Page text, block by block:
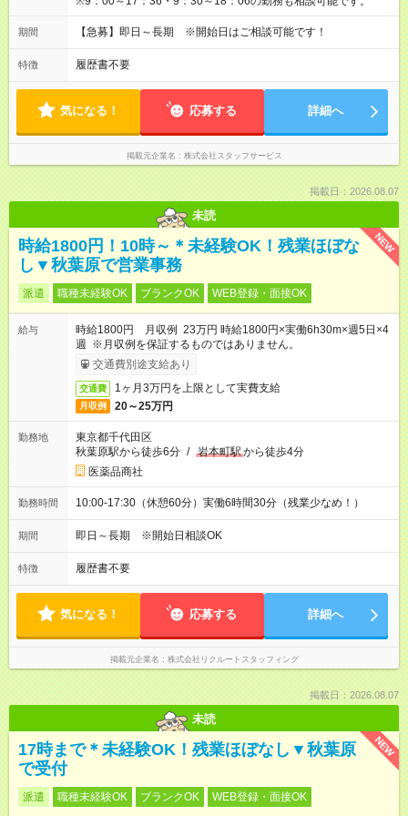
期間 【急募】即日～長期 ※開始日はご相談可能です！
特徴 履歴書不要
気になる！ 応募する 詳細へ
掲載元企業名 株式会社スタッフサービス
掲載日：2026.08.07
未読
NEW
時給1800円！10時～＊未経験OK！残業ほぼな
し▼秋葉原で営業事務
派遣 職種未経験OK ブランクOK WEB登録・面接OK
給与
時給1800円 月収例 23万円 時給1800円×実働6h30m×週5日×4
週 ※月収例を保証するものではありません。
交通費別途支給あり
交通費 1ヶ月3万円を上限として実費支給
月収例 20～25万円
勤務地
東京都千代田区
秋葉原駅から徒歩6分 / 岩本町駅から徒歩4分
医薬品商社
勤務時間 10:00-17:30（休憩60分）実働6時間30分（残業少なめ！）
期間 即日～長期 ※開始日相談OK
特徴 履歴書不要
気になる！ 応募する 詳細へ
掲載元企業名 株式会社リクルートスタッフィング
掲載日：2026.08.07
未読
NEW
17時まで＊未経験OK！残業ほぼなし▼秋葉原
で受付
派遣 職種未経験OK ブランクOK WEB登録・面接OK